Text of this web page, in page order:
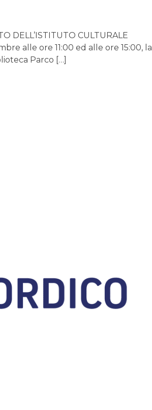
DELL’ISTITUTO CULTURALE
alle ore 11:00 ed alle ore 15:00, la
Parco […]